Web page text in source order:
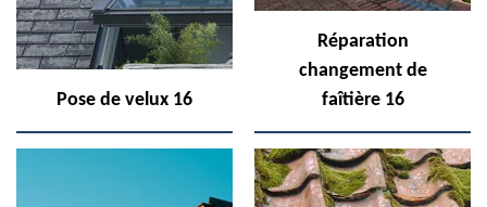
Pose de velux 16
Réparation
changement de
faîtière 16